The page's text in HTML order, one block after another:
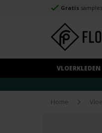
Gratis samples
VLOERKLEDEN
Home